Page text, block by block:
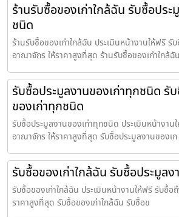
ร้านรับซื้อของเก่าใกล้ฉัน รับซื้อประ
ชนิด
ร้านรับซื้อของเก่าใกล้ฉัน ประเมินหน้างานให้ฟรี รั
อาณาจักร ให้ราคาสูงที่สุด ร้านรับซื้อของเก่าใกล้ฉัน
รับซื้อประมูลงานของเก่าทุกชนิด รั
ของเก่าทุกชนิด
รับซื้อประมูลงานของเก่าทุกชนิด ประเมินหน้างาน
อาณาจักร ให้ราคาสูงที่สุด รับซื้อประมูลงานของเก
รับซื้อของเก่าใกล้ฉัน รับซื้อประมูล
รับซื้อของเก่าใกล้ฉัน ประเมินหน้างานให้ฟรี รับซื้
ราคาสูงที่สุด รับซื้อของเก่าใกล้ฉัน รับซื้อข